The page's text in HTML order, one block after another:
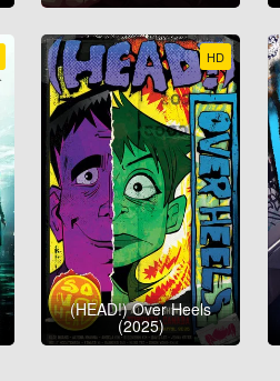
HD
(HEAD!) Over Heels
(2025)